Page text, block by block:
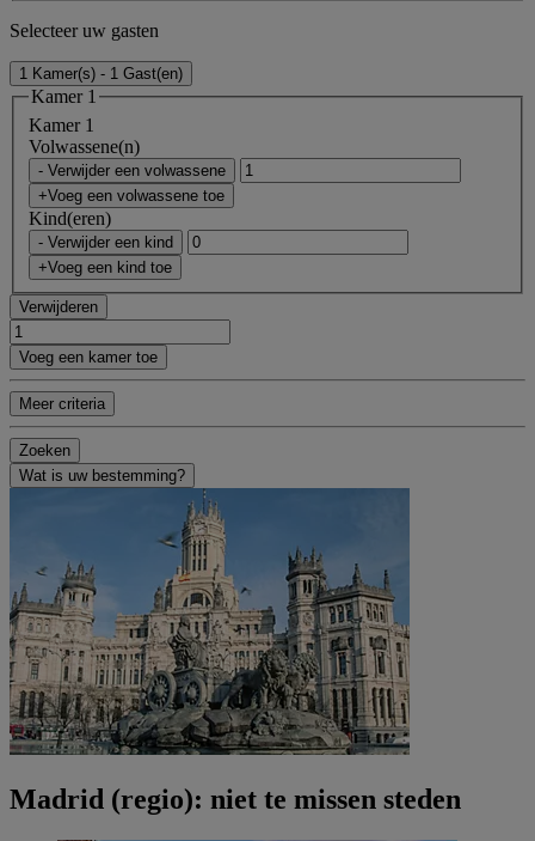
Selecteer uw gasten
1 Kamer(s) - 1 Gast(en)
Kamer 1
Kamer 1
Volwassene(n)
- Verwijder een volwassene
+Voeg een volwassene toe
Kind(eren)
- Verwijder een kind
+Voeg een kind toe
Verwijderen
Voeg een kamer toe
Meer criteria
Zoeken
Wat is uw bestemming?
Madrid (regio): niet te missen steden